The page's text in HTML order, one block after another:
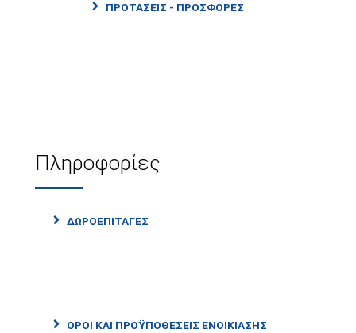
ΠΡΟΤΑΣΕΙΣ - ΠΡΟΣΦΟΡΕΣ
Πληροφορίες
ΔΩΡΟΕΠΙΤΑΓΈΣ
ΌΡΟΙ ΚΑΙ ΠΡΟΫΠΟΘΈΣΕΙΣ ΕΝΟΙΚΊΑΣΗΣ